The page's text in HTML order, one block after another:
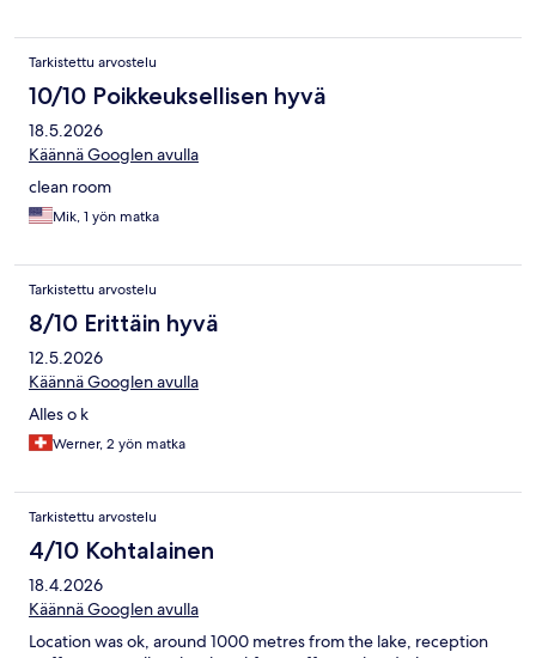
Tarkistettu arvostelu
10/10 Poikkeuksellisen hyvä
18.5.2026
Käännä Googlen avulla
clean room
Mik, 1 yön matka
Tarkistettu arvostelu
8/10 Erittäin hyvä
12.5.2026
Käännä Googlen avulla
Alles o k
Werner, 2 yön matka
Tarkistettu arvostelu
4/10 Kohtalainen
18.4.2026
Käännä Googlen avulla
Location was ok, around 1000 metres from the lake, reception